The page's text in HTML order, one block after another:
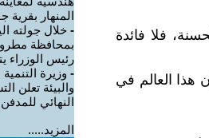
فلا فائدة
هذا العالم في
المنهار
- خلال جولته
بمحافظة
رئيس الوزراء
- وزيرة التنمية
والبيئة تعلن
النهائي
المزيد.....